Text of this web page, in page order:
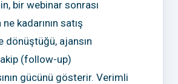
bir webinar sonrası
ne kadarının satış
dönüştüğü, ajansın
(follow-up)
gücünü gösterir. Verimli